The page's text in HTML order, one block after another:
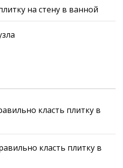
на стену в ванной
класть плитку в
класть плитку в